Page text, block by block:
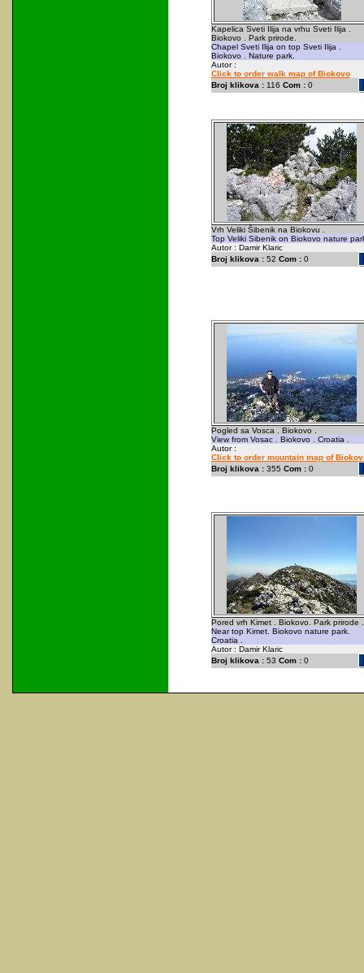
Kapelica Sveti Ilija na vrhu Sveti Ilija .
Biokovo . Park prirode.
Chapel Sveti Ilija on top Sveti Ilija .
Biokovo . Nature park.
Autor :
Click to order walk map of Biokovo
Broj klikova :116 Com :0
Vrh Veliki Šibenik na Biokovu .
Top Veliki Sibenik on Biokovo nature
Autor : Damir Klaric
Broj klikova :52 Com :0
Pogled sa Vosca . Biokovo .
View from Vosac . Biokovo . Croatia .
Autor :
Click to order mountain map of
Broj klikova :355 Com :0
Pored vrh Kimet . Biokovo. Park prirode .
Near top Kimet. Biokovo nature park.
Croatia .
Autor : Damir Klaric
Broj klikova :53 Com :0